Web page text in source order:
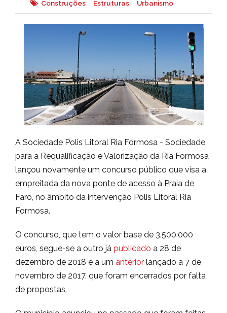
Construções Estruturas Urbanismo
A Sociedade Polis Litoral Ria Formosa - Sociedade
para a Requalificação e Valorização da Ria Formosa
lançou novamente um concurso público que visa a
empreitada da nova ponte de acesso à Praia de
Faro, no âmbito da intervenção Polis Litoral Ria
Formosa.
O concurso, que tem o valor base de 3.500.000
euros, segue-se a outro já publicado a 28 de
dezembro de 2018 e a um anterior lançado a 7 de
novembro de 2017, que foram encerrados por falta
de propostas.